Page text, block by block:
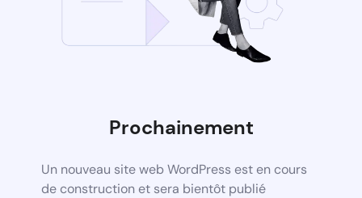
Prochainement
Un nouveau site web WordPress est en cours
de construction et sera bientôt publié